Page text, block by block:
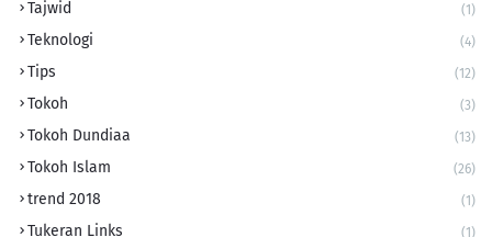
Tajwid (1)
Teknologi (4)
Tips (12)
Tokoh (3)
Tokoh Dundiaa (13)
Tokoh Islam (26)
trend 2018 (1)
Tukeran Links (1)